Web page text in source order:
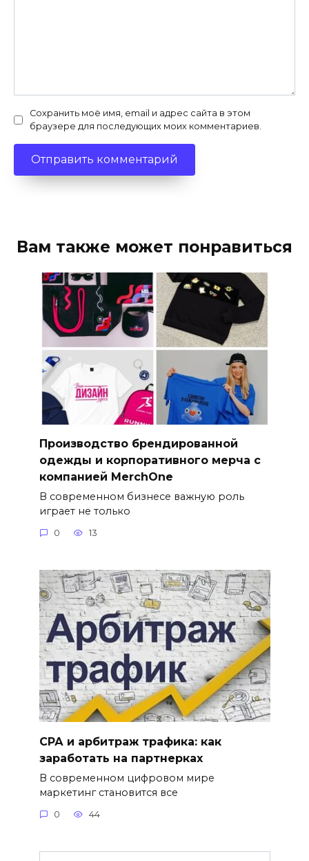
Сохранить моё имя, email и адрес сайта в этом
браузере для последующих моих комментариев.
Вам также может понравиться
Производство брендированной
одежды и корпоративного мерча с
компанией MerchOne
В современном бизнесе важную роль
играет не только
0 13
СРА и арбитраж трафика: как
заработать на партнерках
В современном цифровом мире
маркетинг становится все
0 44